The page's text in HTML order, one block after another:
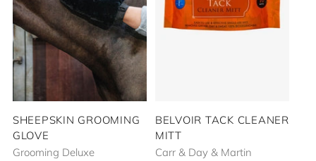
SHEEPSKIN GROOMING
GLOVE
Grooming Deluxe
BELVOIR TACK CLEANER
MITT
Carr & Day & Martin